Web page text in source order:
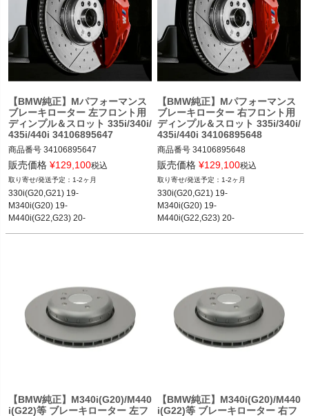
【BMW純正】Mパフォーマンス
ブレーキローター 左フロント用
ディンプル＆スロット 335i/340i/
435i/440i 34106895647
商品番号 34106895647
34106895647
販売価格 ¥129,100税込
1-2ヶ月
330i(G20,G21) 19-
M340i(G20) 19-
M440i(G22,G23) 20-
【BMW純正】Mパフォーマンス
ブレーキローター 右フロント用
ディンプル＆スロット 335i/340i/
435i/440i 34106895648
商品番号 34106895648
34106895648
販売価格 ¥129,100税込
1-2ヶ月
330i(G20,G21) 19-
M340i(G20) 19-
M440i(G22,G23) 20-
【BMW純正】M340i(G20)/M440
i(G22)等 ブレーキローター 左フ
【BMW純正】M340i(G20)/M440
i(G22)等 ブレーキローター 右フ